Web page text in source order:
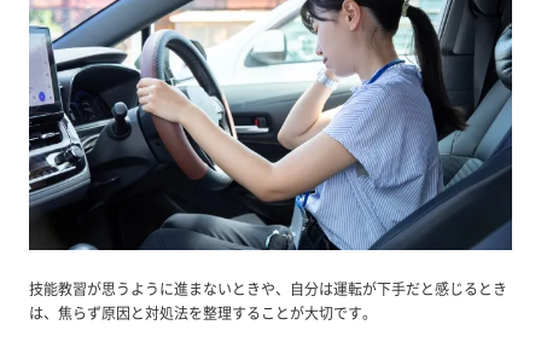
技能教習が思うように進まないときや、自分は運転が下手だと感じるとき
は、焦らず原因と対処法を整理することが大切です。